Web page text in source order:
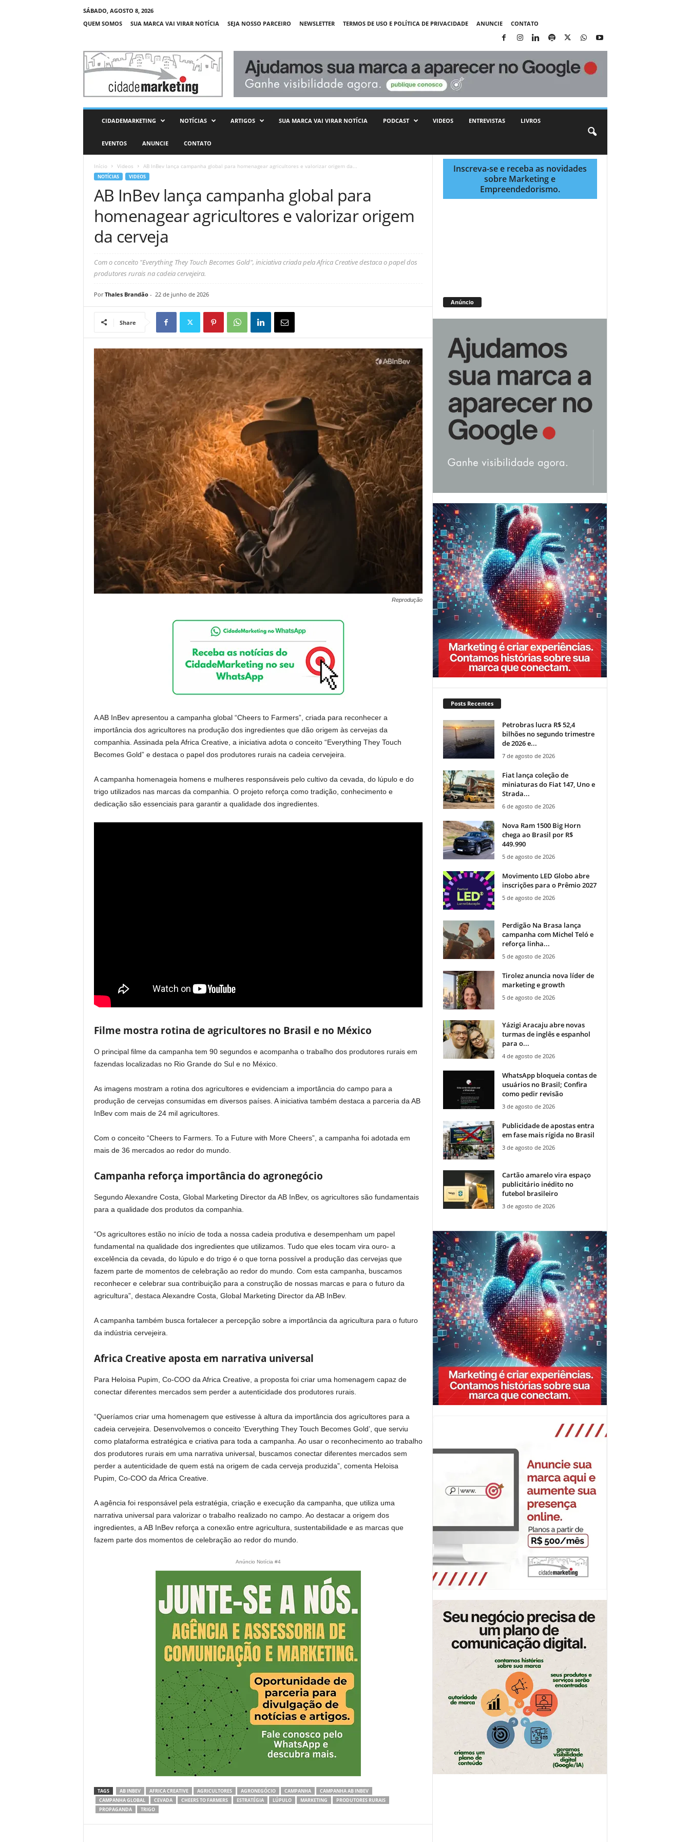
SÁBADO, AGOSTO 8, 2026
QUEM SOMOS
SUA MARCA VAI VIRAR NOTÍCIA SEJA NOSSO PARCEIRO NEWSLETTER TERMOS DE USO E POLÍTICA DE PRIVACIDADE ANUNCIE CONTATO
C
d
CIDADEMARKETING NOTÍCIAS ARTIGOS SUA MARCA VAI VIRAR NOTÍCIA PODCAST VIDEOS ENTREVISTAS LIVROS
EVENTOS ANUNCIE CONTATO
Início Videos AB InBev lança campanha global para homenagear agricultores e valorizar origem da...
NOTÍCIAS VIDEOS
AB InBev lança campanha global para
homenagear agricultores e valorizar origem
da cerveja
Com o conceito "Everything They Touch Becomes Gold", iniciativa criada pela Africa Creative destaca o papel dos
produtores rurais na cadeia cervejeira.
Por Thales Brandão- 22 de junho de 2026
Share
Reprodução
A AB InBev apresentou a campanha global “Cheers to Farmers”, criada para reconhecer a
importância dos agricultores na produção dos ingredientes que dão origem às cervejas da
companhia. Assinada pela Africa Creative, a iniciativa adota o conceito “Everything They Touch
Becomes Gold” e destaca o papel dos produtores rurais na cadeia cervejeira.
A campanha homenageia homens e mulheres responsáveis pelo cultivo da cevada, do lúpulo e do
trigo utilizados nas marcas da companhia. O projeto reforça como tradição, conhecimento e
dedicação são essenciais para garantir a qualidade dos ingredientes.
Filme mostra rotina de agricultores no Brasil e no México
O principal filme da campanha tem 90 segundos e acompanha o trabalho dos produtores rurais em
fazendas localizadas no Rio Grande do Sul e no México.
As imagens mostram a rotina dos agricultores e evidenciam a importância do campo para a
produção de cervejas consumidas em diversos países. A iniciativa também destaca a parceria da AB
InBev com mais de 24 mil agricultores.
Com o conceito “Cheers to Farmers. To a Future with More Cheers”, a campanha foi adotada em
mais de 36 mercados ao redor do mundo.
Campanha reforça importância do agronegócio
Segundo Alexandre Costa, Global Marketing Director da AB InBev, os agricultores são fundamentais
para a qualidade dos produtos da companhia.
“Os agricultores estão no início de toda a nossa cadeia produtiva e desempenham um papel
fundamental na qualidade dos ingredientes que utilizamos. Tudo que eles tocam vira ouro- a
excelência da cevada, do lúpulo e do trigo é o que torna possível a produção das cervejas que
fazem parte de momentos de celebração ao redor do mundo. Com esta campanha, buscamos
reconhecer e celebrar sua contribuição para a construção de nossas marcas e para o futuro da
agricultura”, destaca Alexandre Costa, Global Marketing Director da AB InBev.
A campanha também busca fortalecer a percepção sobre a importância da agricultura para o futuro
da indústria cervejeira.
Africa Creative aposta em narrativa universal
Para Heloisa Pupim, Co-COO da Africa Creative, a proposta foi criar uma homenagem capaz de
conectar diferentes mercados sem perder a autenticidade dos produtores rurais.
“Queríamos criar uma homenagem que estivesse à altura da importância dos agricultores para a
cadeia cervejeira. Desenvolvemos o conceito ‘Everything They Touch Becomes Gold’, que serviu
como plataforma estratégica e criativa para toda a campanha. Ao usar o reconhecimento ao trabalho
dos produtores rurais em uma narrativa universal, buscamos conectar diferentes mercados sem
perder a autenticidade de quem está na origem de cada cerveja produzida”, comenta Heloisa
Pupim, Co-COO da Africa Creative.
A agência foi responsável pela estratégia, criação e execução da campanha, que utiliza uma
narrativa universal para valorizar o trabalho realizado no campo. Ao destacar a origem dos
ingredientes, a AB InBev reforça a conexão entre agricultura, sustentabilidade e as marcas que
fazem parte dos momentos de celebração ao redor do mundo.
Anúncio Notícia #4
TAGS AB INBEV AFRICA CREATIVE AGRICULTORES AGRONEGÓCIO CAMPANHA
CAMPANHA AB INBEV
CAMPANHA GLOBAL
CEVADA CHEERS TO FARMERS ESTRATÉGIA LÚPULO MARKETING
PRODUTORES RURAIS
PROPAGANDA
TRIGO
Inscreva-se e receba as novidades
sobre Marketing e
Empreendedorismo.
Anúncio
Posts Recentes
Petrobras lucra R$ 52,4
bilhões no segundo trimestre
de 2026 e...
7 de agosto de 2026
Fiat lança coleção de
miniaturas do Fiat 147, Uno e
Strada...
6 de agosto de 2026
Nova Ram 1500 Big Horn
chega ao Brasil por R$
449.990
5 de agosto de 2026
Movimento LED Globo abre
inscrições para o Prêmio 2027
5 de agosto de 2026
Perdigão Na Brasa lança
campanha com Michel Teló e
reforça linha...
5 de agosto de 2026
Tirolez anuncia nova líder de
marketing e growth
5 de agosto de 2026
Yázigi Aracaju abre novas
turmas de inglês e espanhol
para o...
4 de agosto de 2026
WhatsApp bloqueia contas de
usuários no Brasil; Confira
como pedir revisão
3 de agosto de 2026
Publicidade de apostas entra
em fase mais rígida no Brasil
3 de agosto de 2026
Cartão amarelo vira espaço
publicitário inédito no
futebol brasileiro
3 de agosto de 2026